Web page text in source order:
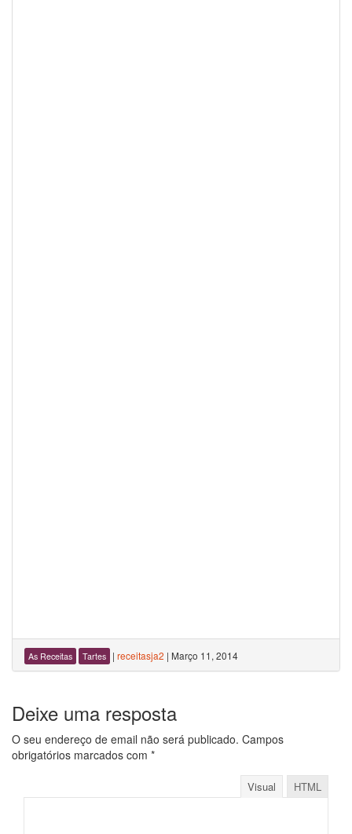
As Receitas Tartes | receitasja2 | Março 11, 2014
Deixe uma resposta
O seu endereço de email não será publicado. Campos
obrigatórios marcados com *
Visual HTML